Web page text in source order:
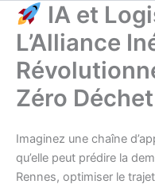
IA et
L’Alliance
Zéro Déchet
Imaginez une chaîne
qu’elle peut prédire la
Rennes, optimiser le